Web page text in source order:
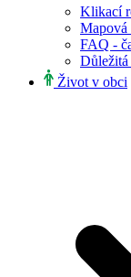
Klikací
Mapová
FAQ -
Důležitá
Život v obci